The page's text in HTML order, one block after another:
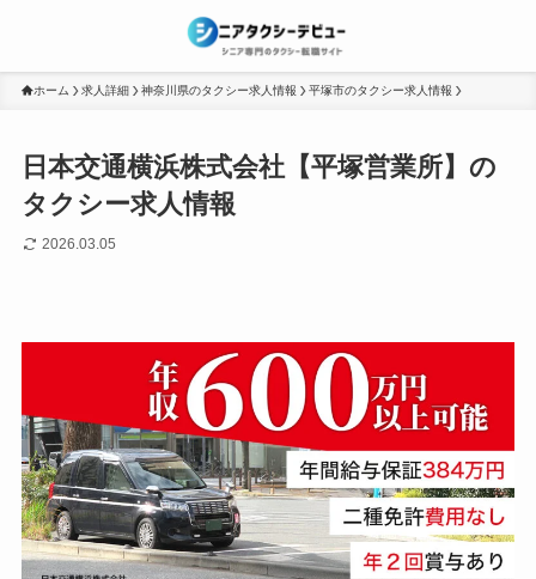
ホーム 求人詳細 神奈川県のタクシー求人情報 平塚市のタクシー求人情報
日本交通横浜株式会社【平塚営業所】の
タクシー求人情報
2026.03.05